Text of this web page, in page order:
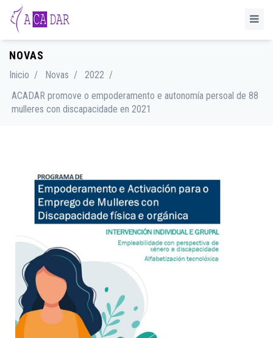
NOVAS
Inicio / Novas / 2022 /
ACADAR promove o empoderamento e autonomía persoal de 88
mulleres con discapacidade en 2021